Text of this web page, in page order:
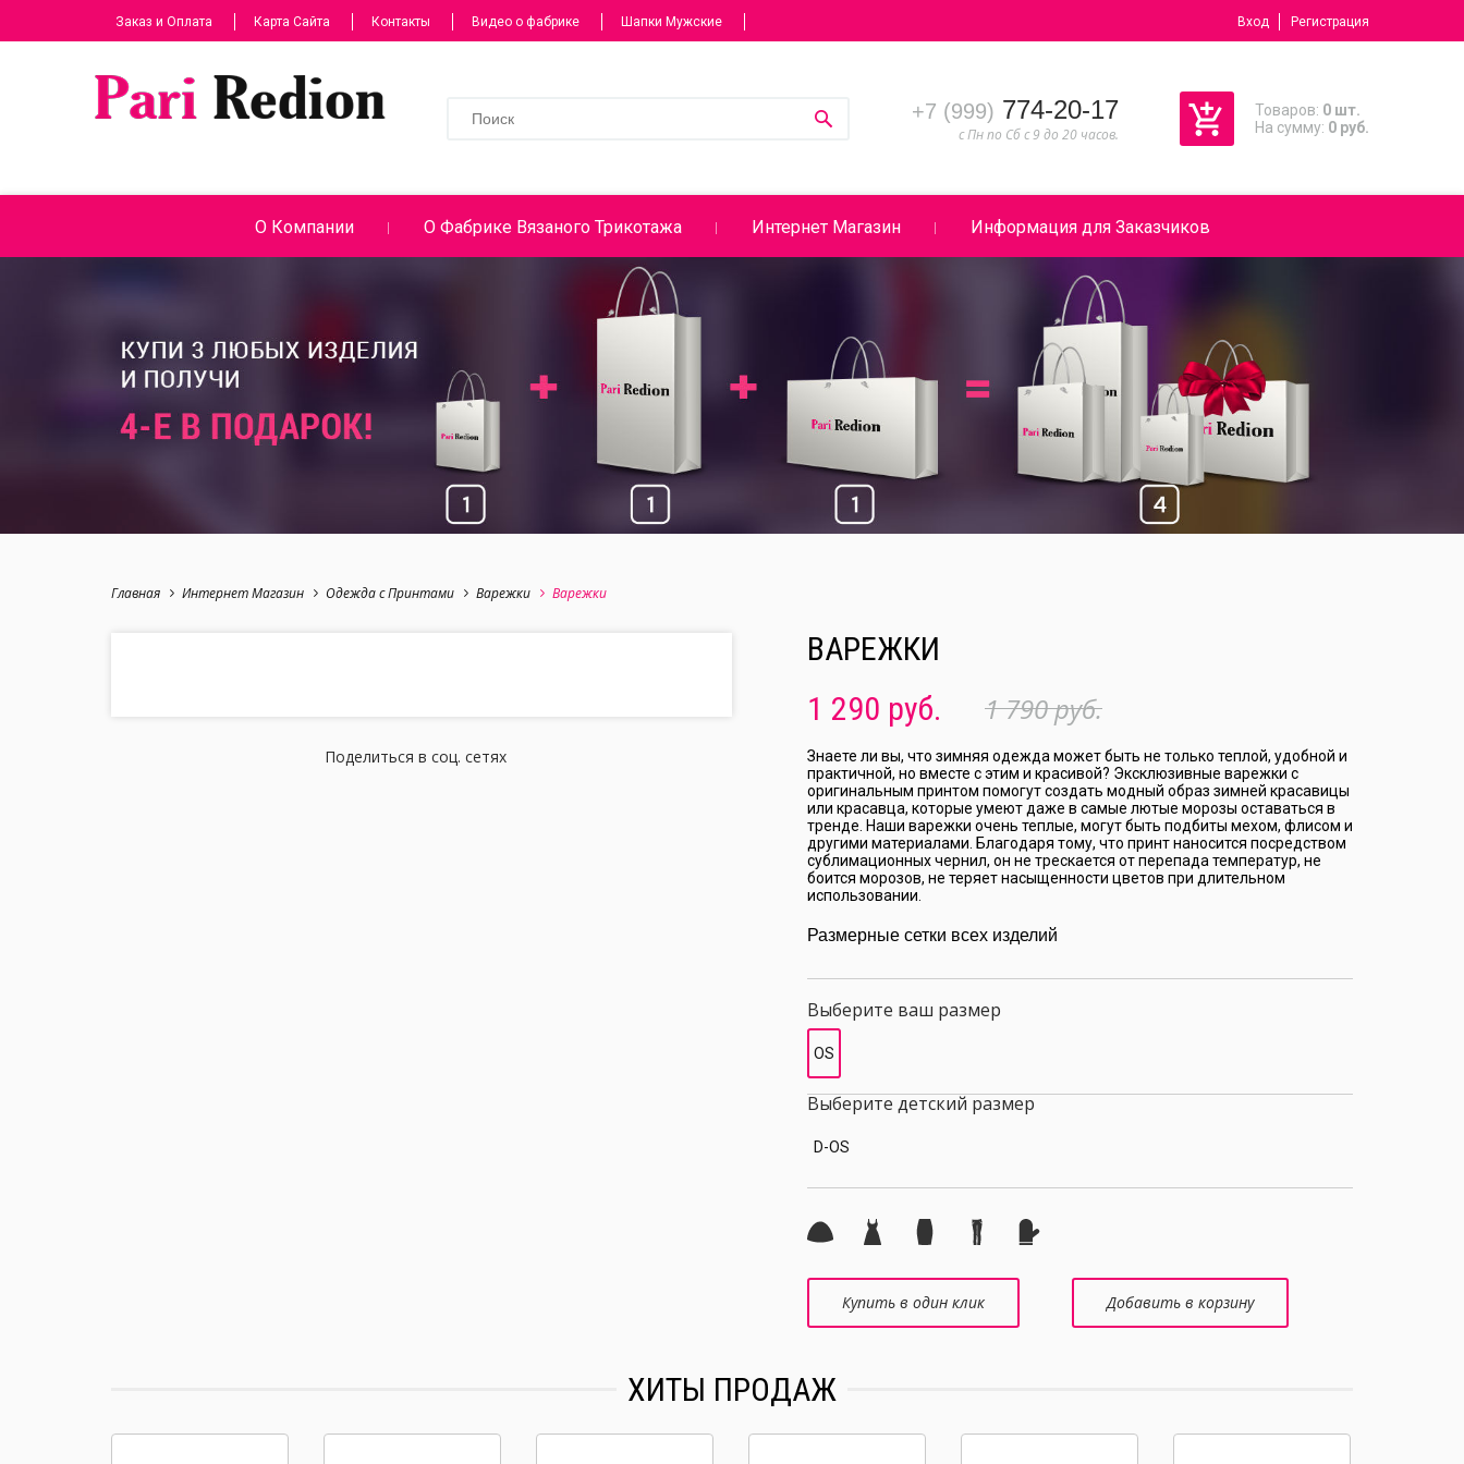
Заказ и Оплата Карта Сайта Контакты Видео о фабрике Шапки Мужские Вход Регистрация
+7 (999) 774-20-17
с Пн по Сб с 9 до 20 часов.
Товаров: 0 шт.
На сумму: 0 руб.
О Компании О Фабрике Вязаного Трикотажа Интернет Магазин Информация для Заказчиков
Главная Интернет Магазин Одежда с Принтами Варежки Варежки
Поделиться в соц. сетях
ВАРЕЖКИ
1 290 руб.
1 790 руб.
Знаете ли вы, что зимняя одежда может быть не только теплой, удобной и
практичной, но вместе с этим и красивой? Эксклюзивные варежки с
оригинальным принтом помогут создать модный образ зимней красавицы
или красавца, которые умеют даже в самые лютые морозы оставаться в
тренде. Наши варежки очень теплые, могут быть подбиты мехом, флисом и
другими материалами. Благодаря тому, что принт наносится посредством
сублимационных чернил, он не трескается от перепада температур, не
боится морозов, не теряет насыщенности цветов при длительном
использовании.
Размерные сетки всех изделий
Выберите ваш размер
OS
Выберите детский размер
D-OS
Купить в один клик Добавить в корзину
ХИТЫ ПРОДАЖ